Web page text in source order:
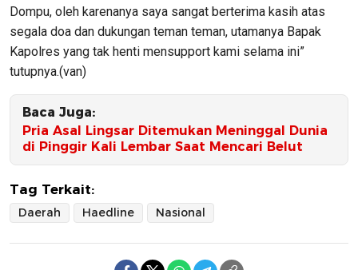
Dompu, oleh karenanya saya sangat berterima kasih atas
segala doa dan dukungan teman teman, utamanya Bapak
Kapolres yang tak henti mensupport kami selama ini”
tutupnya.(van)
Baca Juga:
Pria Asal Lingsar Ditemukan Meninggal Dunia
di Pinggir Kali Lembar Saat Mencari Belut
Tag Terkait:
Daerah Haedline Nasional